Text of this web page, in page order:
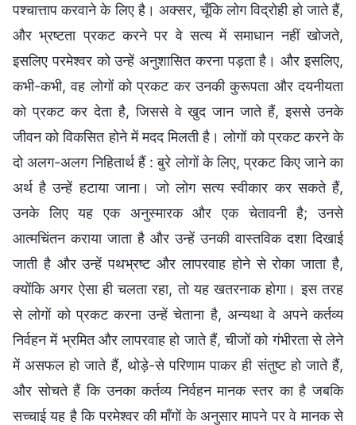
पश्चात्ताप करवाने के लिए है। अक्सर, चूँकि लोग विद्रोही हो जाते हैं,
और भ्रष्टता प्रकट करने पर वे सत्य में समाधान नहीं खोजते,
इसलिए परमेश्वर को उन्हें अनुशासित करना पड़ता है। और इसलिए,
कभी-कभी, वह लोगों को प्रकट कर उनकी कुरूपता और दयनीयता
को प्रकट कर देता है, जिससे वे खुद जान जाते हैं, इससे उनके
जीवन को विकसित होने में मदद मिलती है। लोगों को प्रकट करने के
दो अलग-अलग निहितार्थ हैं : बुरे लोगों के लिए, प्रकट किए जाने का
अर्थ है उन्हें हटाया जाना। जो लोग सत्य स्वीकार कर सकते हैं,
उनके लिए यह एक अनुस्मारक और एक चेतावनी है; उनसे
आत्मचिंतन कराया जाता है और उन्हें उनकी वास्तविक दशा दिखाई
जाती है और उन्हें पथभ्रष्ट और लापरवाह होने से रोका जाता है,
क्योंकि अगर ऐसा ही चलता रहा, तो यह खतरनाक होगा। इस तरह
से लोगों को प्रकट करना उन्हें चेताना है, अन्यथा वे अपने कर्तव्य
निर्वहन में भ्रमित और लापरवाह हो जाते हैं, चीजों को गंभीरता से लेने
में असफल हो जाते हैं, थोड़े-से परिणाम पाकर ही संतुष्ट हो जाते हैं,
और सोचते हैं कि उनका कर्तव्य निर्वहन मानक स्तर का है जबकि
सच्चाई यह है कि परमेश्वर की माँगों के अनुसार मापने पर वे मानक से